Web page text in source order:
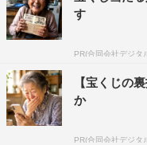
メイキング映像は、主
ヒロインの凪役の清原
せる笑顔から始まり、
た横浜がおどけた表情
など笑顔があふれる明
続いて、トオルが通院
す
PR(合同会社デジタ
【宝くじの
か
PR(合同会社デジタ